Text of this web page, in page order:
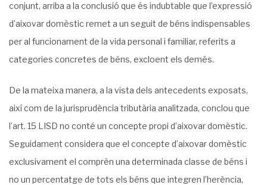
conjunt, arriba a la conclusió que és indubtable que l’expressió
d’aixovar domèstic remet a un seguit de béns indispensables
per al funcionament de la vida personal i familiar, referits a
categories concretes de béns, excloent els demés.
De la mateixa manera, a la vista dels antecedents exposats,
així com de la jurisprudència tributària analitzada, conclou que
l’art. 15 LISD no conté un concepte propi d’aixovar domèstic.
Seguidament considera que el concepte d’aixovar domèstic
exclusivament el comprèn una determinada classe de béns i
no un percentatge de tots els béns que integren l’herència,